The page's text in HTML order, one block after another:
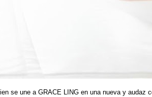
se une a GRACE LING en una nueva y audaz